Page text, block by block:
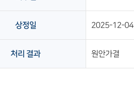
상정일 2025-12-04
처리 결과 원안가결